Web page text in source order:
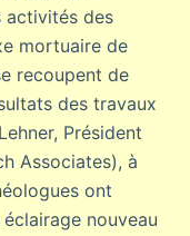
activités des
mortuaire de
recoupent de
des travaux
Président
Associates), à
ont
nouveau